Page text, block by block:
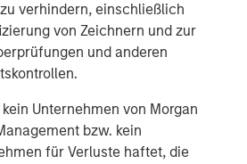
verhindern, einschließlich
von Zeichnern und zur
und anderen
Unternehmen von Morgan
bzw. kein
für Verluste haftet, die
Outlook:
Fluid Backdrop